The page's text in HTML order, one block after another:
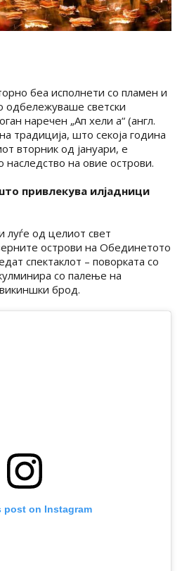
беа исполнети со пламен и
светски
наречен „Ап хели а“ (англ.
традиција, што секоја година
вторник од јануари, е
на овие острови.
привлекува илјадници
луѓе од целиот свет
острови на Обединетото
спектаклот – поворката со
со палење на
брод.
post on Instagram